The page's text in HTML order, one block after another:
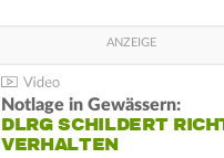
Notlage in Gewässern:
DLRG SCHILDERT
VERHALTEN